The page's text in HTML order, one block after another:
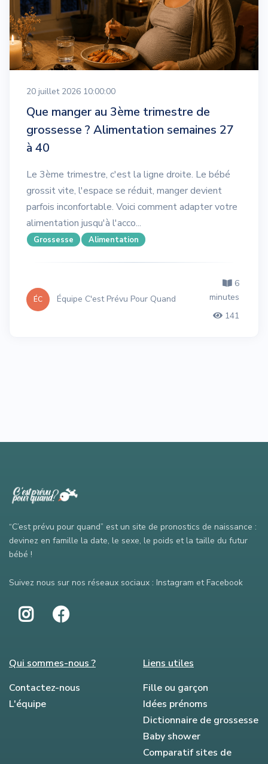
20 juillet 2026 10:00:00
Que manger au 3ème trimestre de
grossesse ? Alimentation semaines 27
à 40
Le 3ème trimestre, c'est la ligne droite. Le bébé
grossit vite, l'espace se réduit, manger devient
parfois inconfortable. Voici comment adapter votre
alimentation jusqu'à l'acco...
Grossesse Alimentation
ÉC Équipe C'est Prévu Pour Quand
6
minutes
141
“C’est prévu pour quand” est un site de pronostics de naissance :
devinez en famille la date, le sexe, le poids et la taille du futur
bébé !
Suivez nous sur nos réseaux sociaux : Instagram et Facebook
Qui sommes-nous ?
Contactez-nous
L'équipe
Liens utiles
Fille ou garçon
Idées prénoms
Dictionnaire de grossesse
Baby shower
Comparatif sites de